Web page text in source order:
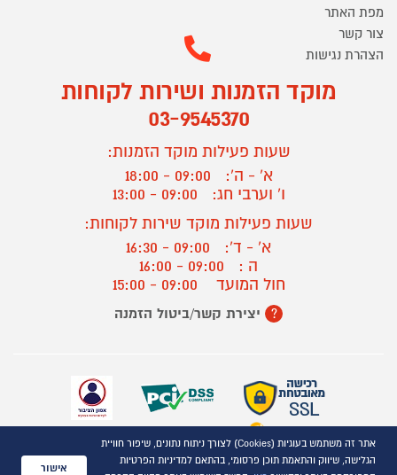
מפת האתר
צור קשר
הצהרת נגישות
מוקד הזמנות ושירות לקוחות
03-9545370
שעות פעילות מוקד הזמנות:
א' - ה':
09:00 - 18:00
ו' וערבי חג:
09:00 - 13:00
שעות פעילות מוקד שירות לקוחות:
א' - ד':
09:00 - 16:30
ה :
09:00 - 16:00
חול המועד
? יצירת קשר/ביטול הזמנה
כל הזכויות שמורות P1000© 2021
התמונות להמחשה בלבד
אתר זה משתמש בעוגיות (Cookies) לצורך ניתוח נתונים, שיפור חוויית
הגלישה, שיווק והתאמת תוכן פרסומי, בהתאם למדיניות הפרטיות
אישור